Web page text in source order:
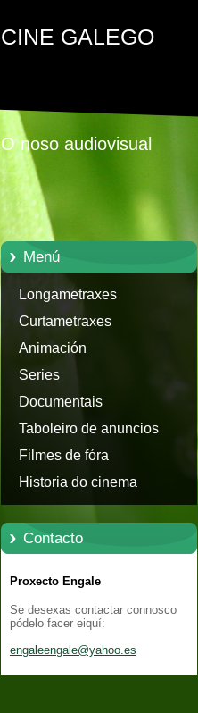
CINE GALEGO
O noso audiovisual
Menú
Longametraxes
Curtametraxes
Animación
Series
Documentais
Taboleiro de anuncios
Filmes de fóra
Historia do cinema
Contacto
Proxecto Engale
Se desexas contactar connosco
pódelo facer eiquí:
engaleengale@yahoo.es